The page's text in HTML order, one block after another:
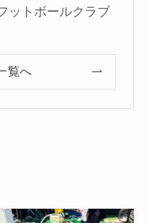
ットボールクラブ
覧へ